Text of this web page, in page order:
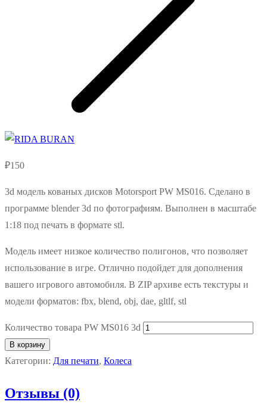
₽150
3d модель кованых дисков Motorsport PW MS016. Сделано в
программе blender 3d по фотографиям. Выполнен в масштабе
1:18 под печать в формате stl.
Модель имеет низкое количество полигонов, что позволяет
использование в игре. Отлично подойдет для дополнения
вашего игрового автомобиля. В ZIP архиве есть текстуры и
модели форматов: fbx, blend, obj, dae, gltlf, stl
Количество товара PW MS016 3d
В корзину
Категории: Для печати, Колеса
Отзывы (0)